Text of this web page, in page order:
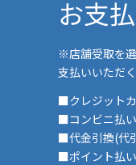
お支
※店舗受取を
支払いいただ
■クレジット
■コンビニ払い
■代金引換(代
■ポイント払